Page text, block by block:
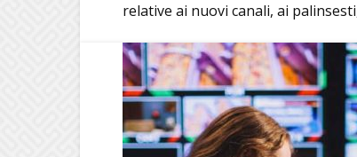
relative ai nuovi canali, ai